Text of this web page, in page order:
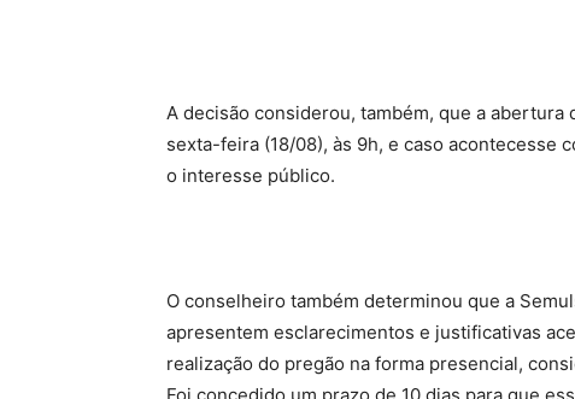
A decisão considerou, também, que a
sexta-feira (18/08), às 9h, e caso acontecesse
o interesse público.
O conselheiro também determinou que a
apresentem esclarecimentos e justificativas
realização do pregão na forma presencial,